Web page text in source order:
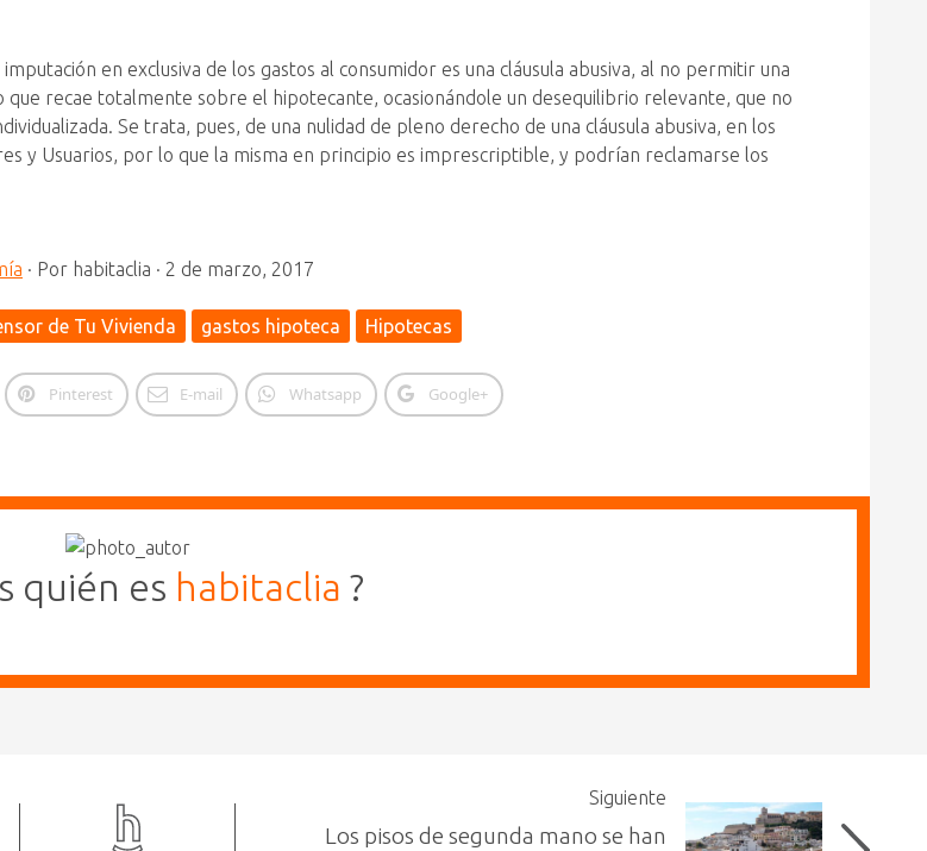
en exclusiva de los gastos al consumidor es una cláusula abusiva, al no permitir una
recae totalmente sobre el hipotecante, ocasionándole un desequilibrio relevante, que no
Se trata, pues, de una nulidad de pleno derecho de una cláusula abusiva, en los
y Usuarios, por lo que la misma en principio es imprescriptible, y podrían reclamarse los
· Por habitaclia · 2 de marzo, 2017
de Tu Vivienda gastos hipoteca Hipotecas
Pinterest E-mail Whatsapp Google+
quién es habitaclia ?
Siguiente
Los pisos de segunda mano se han